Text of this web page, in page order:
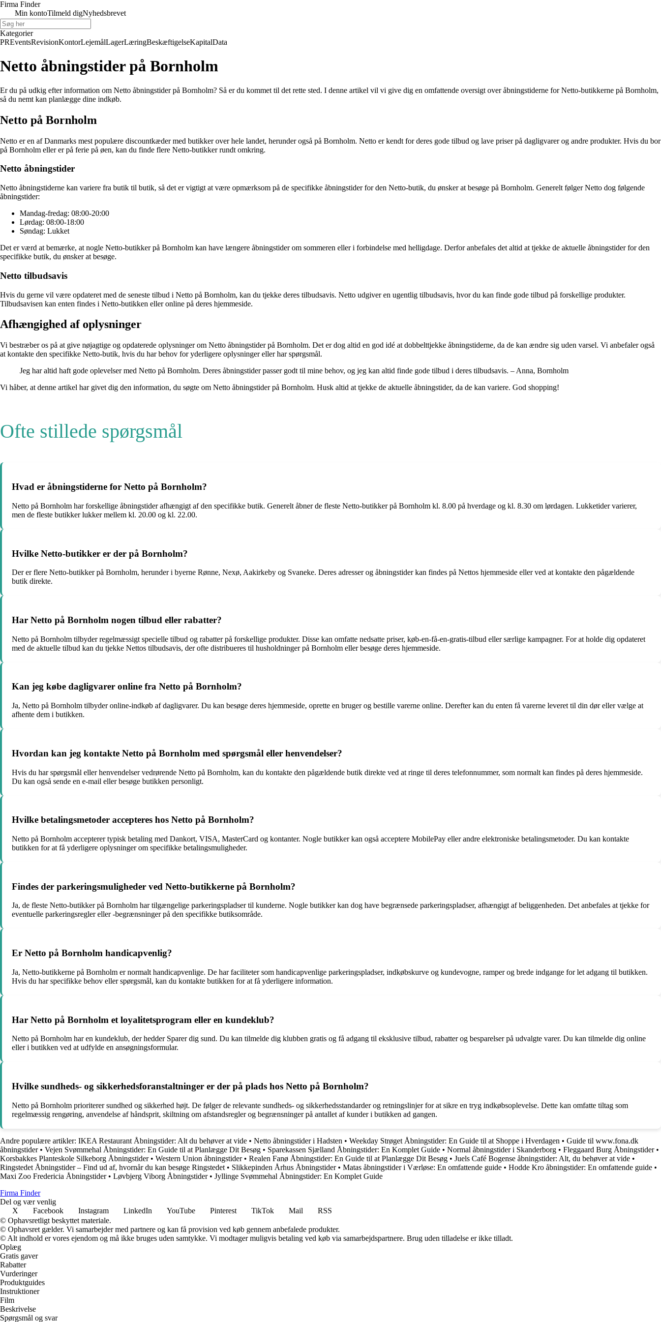
Firma Finder
Min kontoTilmeld digNyhedsbrevet
Kategorier
PREventsRevisionKontorLejemålLagerLæringBeskæftigelseKapitalData
Netto åbningstider på Bornholm
Er du på udkig efter information om Netto åbningstider på Bornholm? Så er du kommet til det rette sted. I denne artikel vil vi give dig en omfattende oversigt over åbningstiderne for Netto-butikkerne på Bornholm,
så du nemt kan planlægge dine indkøb.
Netto på Bornholm
Netto er en af Danmarks mest populære discountkæder med butikker over hele landet, herunder også på Bornholm. Netto er kendt for deres gode tilbud og lave priser på dagligvarer og andre produkter. Hvis du bor
på Bornholm eller er på ferie på øen, kan du finde flere Netto-butikker rundt omkring.
Netto åbningstider
Netto åbningstiderne kan variere fra butik til butik, så det er vigtigt at være opmærksom på de specifikke åbningstider for den Netto-butik, du ønsker at besøge på Bornholm. Generelt følger Netto dog følgende
åbningstider:
Mandag-fredag: 08:00-20:00
Lørdag: 08:00-18:00
Søndag: Lukket
Det er værd at bemærke, at nogle Netto-butikker på Bornholm kan have længere åbningstider om sommeren eller i forbindelse med helligdage. Derfor anbefales det altid at tjekke de aktuelle åbningstider for den
specifikke butik, du ønsker at besøge.
Netto tilbudsavis
Hvis du gerne vil være opdateret med de seneste tilbud i Netto på Bornholm, kan du tjekke deres tilbudsavis. Netto udgiver en ugentlig tilbudsavis, hvor du kan finde gode tilbud på forskellige produkter.
Tilbudsavisen kan enten findes i Netto-butikken eller online på deres hjemmeside.
Afhængighed af oplysninger
Vi bestræber os på at give nøjagtige og opdaterede oplysninger om Netto åbningstider på Bornholm. Det er dog altid en god idé at dobbelttjekke åbningstiderne, da de kan ændre sig uden varsel. Vi anbefaler også
at kontakte den specifikke Netto-butik, hvis du har behov for yderligere oplysninger eller har spørgsmål.
Jeg har altid haft gode oplevelser med Netto på Bornholm. Deres åbningstider passer godt til mine behov, og jeg kan altid finde gode tilbud i deres tilbudsavis. – Anna, Bornholm
Vi håber, at denne artikel har givet dig den information, du søgte om Netto åbningstider på Bornholm. Husk altid at tjekke de aktuelle åbningstider, da de kan variere. God shopping!
Ofte stillede spørgsmål
Hvad er åbningstiderne for Netto på Bornholm?
Netto på Bornholm har forskellige åbningstider afhængigt af den specifikke butik. Generelt åbner de fleste Netto-butikker på Bornholm kl. 8.00 på hverdage og kl. 8.30 om lørdagen. Lukketider varierer,
men de fleste butikker lukker mellem kl. 20.00 og kl. 22.00.
Hvilke Netto-butikker er der på Bornholm?
Der er flere Netto-butikker på Bornholm, herunder i byerne Rønne, Nexø, Aakirkeby og Svaneke. Deres adresser og åbningstider kan findes på Nettos hjemmeside eller ved at kontakte den pågældende
butik direkte.
Har Netto på Bornholm nogen tilbud eller rabatter?
Netto på Bornholm tilbyder regelmæssigt specielle tilbud og rabatter på forskellige produkter. Disse kan omfatte nedsatte priser, køb-en-få-en-gratis-tilbud eller særlige kampagner. For at holde dig opdateret
med de aktuelle tilbud kan du tjekke Nettos tilbudsavis, der ofte distribueres til husholdninger på Bornholm eller besøge deres hjemmeside.
Kan jeg købe dagligvarer online fra Netto på Bornholm?
Ja, Netto på Bornholm tilbyder online-indkøb af dagligvarer. Du kan besøge deres hjemmeside, oprette en bruger og bestille varerne online. Derefter kan du enten få varerne leveret til din dør eller vælge at
afhente dem i butikken.
Hvordan kan jeg kontakte Netto på Bornholm med spørgsmål eller henvendelser?
Hvis du har spørgsmål eller henvendelser vedrørende Netto på Bornholm, kan du kontakte den pågældende butik direkte ved at ringe til deres telefonnummer, som normalt kan findes på deres hjemmeside.
Du kan også sende en e-mail eller besøge butikken personligt.
Hvilke betalingsmetoder accepteres hos Netto på Bornholm?
Netto på Bornholm accepterer typisk betaling med Dankort, VISA, MasterCard og kontanter. Nogle butikker kan også acceptere MobilePay eller andre elektroniske betalingsmetoder. Du kan kontakte
butikken for at få yderligere oplysninger om specifikke betalingsmuligheder.
Findes der parkeringsmuligheder ved Netto-butikkerne på Bornholm?
Ja, de fleste Netto-butikker på Bornholm har tilgængelige parkeringspladser til kunderne. Nogle butikker kan dog have begrænsede parkeringspladser, afhængigt af beliggenheden. Det anbefales at tjekke for
eventuelle parkeringsregler eller -begrænsninger på den specifikke butiksområde.
Er Netto på Bornholm handicapvenlig?
Ja, Netto-butikkerne på Bornholm er normalt handicapvenlige. De har faciliteter som handicapvenlige parkeringspladser, indkøbskurve og kundevogne, ramper og brede indgange for let adgang til butikken.
Hvis du har specifikke behov eller spørgsmål, kan du kontakte butikken for at få yderligere information.
Har Netto på Bornholm et loyalitetsprogram eller en kundeklub?
Netto på Bornholm har en kundeklub, der hedder Sparer dig sund. Du kan tilmelde dig klubben gratis og få adgang til eksklusive tilbud, rabatter og besparelser på udvalgte varer. Du kan tilmelde dig online
eller i butikken ved at udfylde en ansøgningsformular.
Hvilke sundheds- og sikkerhedsforanstaltninger er der på plads hos Netto på Bornholm?
Netto på Bornholm prioriterer sundhed og sikkerhed højt. De følger de relevante sundheds- og sikkerhedsstandarder og retningslinjer for at sikre en tryg indkøbsoplevelse. Dette kan omfatte tiltag som
regelmæssig rengøring, anvendelse af håndsprit, skiltning om afstandsregler og begrænsninger på antallet af kunder i butikken ad gangen.
Andre populære artikler: IKEA Restaurant Åbningstider: Alt du behøver at vide • Netto åbningstider i Hadsten • Weekday Strøget Åbningstider: En Guide til at Shoppe i Hverdagen • Guide til www.fona.dk
åbningstider• Vejen Svømmehal Åbningstider: En Guide til at Planlægge Dit Besøg • Sparekassen Sjælland Åbningstider: En Komplet Guide • Normal åbningstider i Skanderborg • Fleggaard Burg Åbningstider•
Korsbakkes Planteskole Silkeborg Åbningstider• Western Union åbningstider• Realen Fanø Åbningstider: En Guide til at Planlægge Dit Besøg • Juels Café Bogense åbningstider: Alt, du behøver at vide •
Ringstedet Åbningstider – Find ud af, hvornår du kan besøge Ringstedet • Slikkepinden Århus Åbningstider• Matas åbningstider i Værløse: En omfattende guide • Hodde Kro åbningstider: En omfattende guide •
Maxi Zoo Fredericia Åbningstider• Løvbjerg Viborg Åbningstider• Jyllinge Svømmehal Åbningstider: En Komplet Guide
Firma Finder
Del og vær venlig
X
Facebook Instagram LinkedIn YouTube Pinterest TikTok Mail
RSS
© Ophavsretligt beskyttet materiale.
© Ophavsret gælder. Vi samarbejder med partnere og kan få provision ved køb gennem anbefalede produkter.
© Alt indhold er vores ejendom og må ikke bruges uden samtykke. Vi modtager muligvis betaling ved køb via samarbejdspartnere. Brug uden tilladelse er ikke tilladt.
Oplæg
Gratis gaver
Rabatter
Vurderinger
Produktguides
Instruktioner
Film
Beskrivelse
Spørgsmål og svar